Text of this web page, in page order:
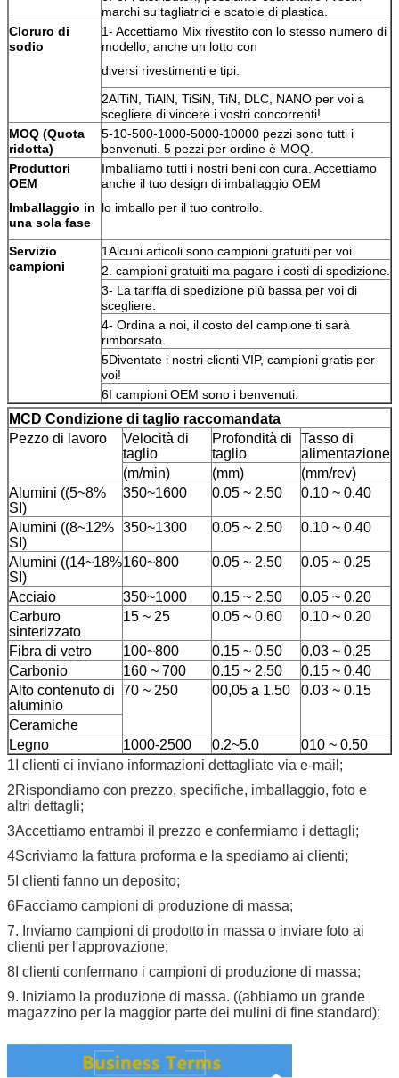
marchi su tagliatrici e scatole di plastica.
Cloruro di
sodio
1- Accettiamo Mix rivestito con lo stesso numero di
modello, anche un lotto con
diversi rivestimenti e tipi.
2AlTiN, TiAlN, TiSiN, TiN, DLC, NANO per voi a
scegliere di vincere i vostri concorrenti!
MOQ (Quota
ridotta)
5-10-500-1000-5000-10000 pezzi sono tutti i
benvenuti. 5 pezzi per ordine è MOQ.
Produttori
OEM
Imballaggio in
una sola fase
Imballiamo tutti i nostri beni con cura. Accettiamo
anche il tuo design di imballaggio OEM
lo imballo per il tuo controllo.
Servizio
campioni
1Alcuni articoli sono campioni gratuiti per voi.
2. campioni gratuiti ma pagare i costi di spedizione.
3- La tariffa di spedizione più bassa per voi di
scegliere.
4- Ordina a noi, il costo del campione ti sarà
rimborsato.
5Diventate i nostri clienti VIP, campioni gratis per
voi!
6I campioni OEM sono i benvenuti.
MCD Condizione di taglio raccomandata
Pezzo di lavoro
Velocità di
taglio
Profondità di
taglio
Tasso di
alimentazione
(m/min)
(mm)
(mm/rev)
Alumini ((5~8%
SI)
350~1600 0.05 ~ 2.50 0.10 ~ 0.40
Alumini ((8~12%
SI)
350~1300 0.05 ~ 2.50 0.10 ~ 0.40
Alumini ((14~18%
SI)
160~800 0.05 ~ 2.50 0.05 ~ 0.25
Acciaio 350~1000 0.15 ~ 2.50
0.05 ~ 0.20
Carburo
sinterizzato
15 ~ 25 0.05 ~ 0.60 0.10 ~ 0.20
Fibra di vetro 100~800 0.15 ~ 0.50
0.03 ~ 0.25
Carbonio
160 ~ 700 0.15 ~ 2.50
0.15 ~ 0.40
Alto contenuto di
aluminio
70 ~ 250 00,05 a 1.50 0.03 ~ 0.15
Ceramiche
Legno
1000-2500 0.2~5.0
010 ~ 0.50
1I clienti ci inviano informazioni dettagliate via e-mail;
2Rispondiamo con prezzo, specifiche, imballaggio, foto e
altri dettagli;
3Accettiamo entrambi il prezzo e confermiamo i dettagli;
4Scriviamo la fattura proforma e la spediamo ai clienti;
5I clienti fanno un deposito;
6Facciamo campioni di produzione di massa;
7. Inviamo campioni di prodotto in massa o inviare foto ai
clienti per l'approvazione;
8I clienti confermano i campioni di produzione di massa;
9. Iniziamo la produzione di massa. ((abbiamo un grande
magazzino per la maggior parte dei mulini di fine standard);